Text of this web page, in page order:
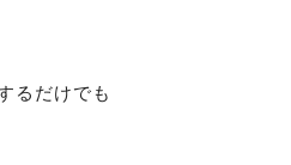
るだけでも